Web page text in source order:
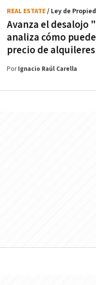
Avanza el desalojo
analiza cómo
precio de alquileres
REAL ESTATE/ Ley de
PorIgnacio Raúl Carella